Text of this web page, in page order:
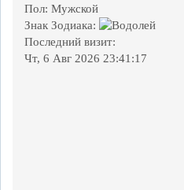
Пол: Мужской
Знак Зодиака:
Последний визит:
Чт, 6 Авг 2026 23:41:17